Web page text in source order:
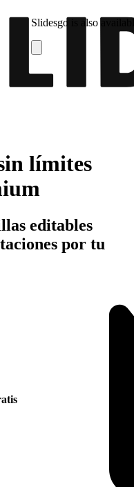
Slidesgo is also
límites
editables
por tu